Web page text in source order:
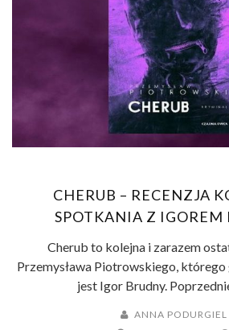
CHERUB – RECENZJA
SPOTKANIA Z IGOREM
Cherub to kolejna i zarazem
Przemysława Piotrowskiego,
jest Igor Brudny.
ANNA PODURGIEL